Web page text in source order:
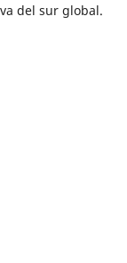
del sur global.